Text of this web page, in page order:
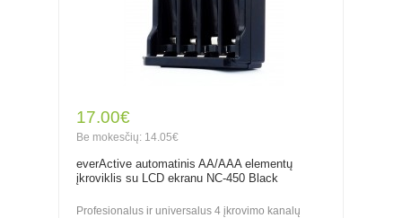
17.00€
Be mokesčių: 14.05€
everActive automatinis AA/AAA elementų
įkroviklis su LCD ekranu NC-450 Black
Profesionalus ir universalus 4 įkrovimo kanalų